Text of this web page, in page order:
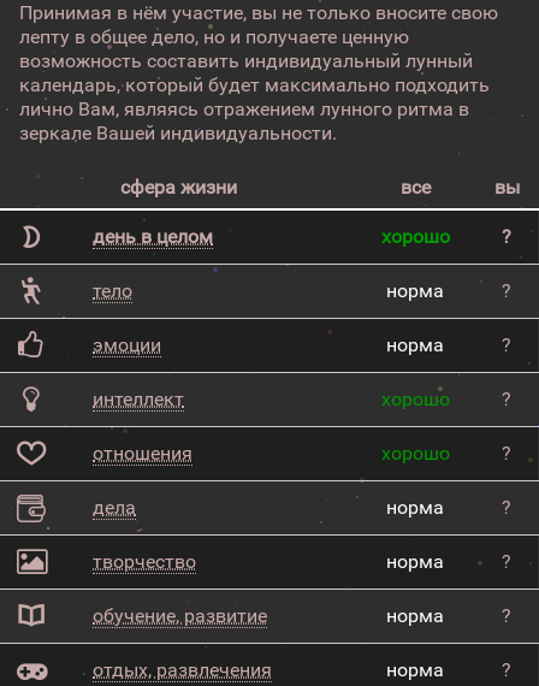
Принимая в нём участие, вы не только вносите свою
лепту в общее дело, но и получаете ценную
возможность составить индивидуальный лунный
календарь, который будет максимально подходить
лично Вам, являясь отражением лунного ритма в
зеркале Вашей индивидуальности.
сфера жизни все вы
день в целом хорошо ?
тело норма ?
эмоции норма ?
интеллект хорошо ?
отношения хорошо ?
дела норма ?
творчество норма ?
обучение, развитие норма ?
отдых, развлечения норма ?